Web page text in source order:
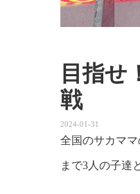
目指せ
戦
2024-01-31
全国のサカマ
まで3人の子達